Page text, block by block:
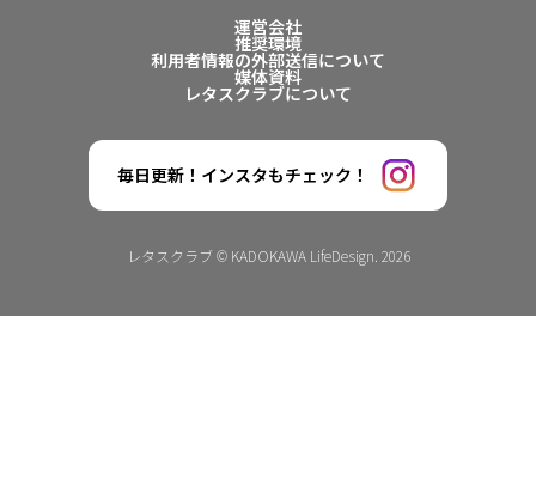
運営会社
推奨環境
利用者情報の外部送信について
媒体資料
レタスクラブについて
毎日更新！インスタもチェック！
レタスクラブ © KADOKAWA LifeDesign. 2026